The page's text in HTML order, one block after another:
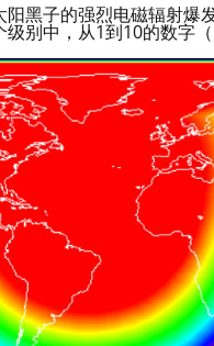
黑子的强烈电磁辐射
别中，从1到10的数字